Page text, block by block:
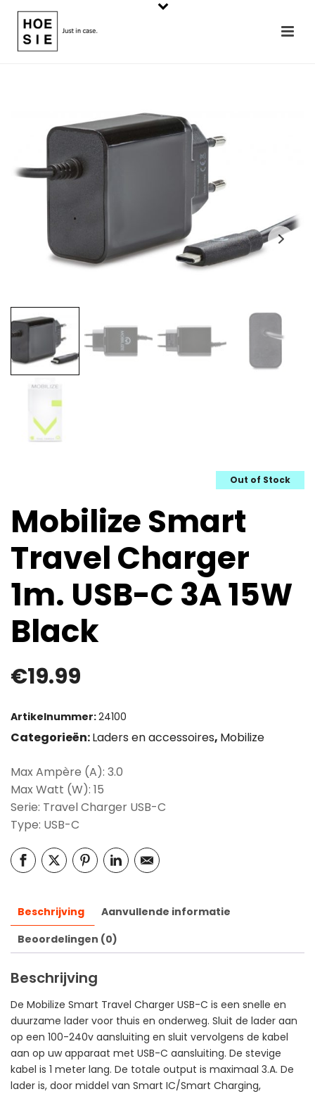
Out of Stock
Mobilize Smart
Travel Charger
1m. USB-C 3A 15W
Black
€19.99
Artikelnummer:24100
Categorieën:Laders en accessoires, Mobilize
Max Ampère (A): 3.0
Max Watt (W): 15
Serie: Travel Charger USB-C
Type: USB-C
Beschrijving
Aanvullende informatie
Beoordelingen (0)
Beschrijving
De Mobilize Smart Travel Charger USB-C is een snelle en
duurzame lader voor thuis en onderweg. Sluit de lader aan
op een 100-240v aansluiting en sluit vervolgens de kabel
aan op uw apparaat met USB-C aansluiting. De stevige
kabel is 1 meter lang. De totale output is maximaal 3.A. De
lader is, door middel van Smart IC/Smart Charging,